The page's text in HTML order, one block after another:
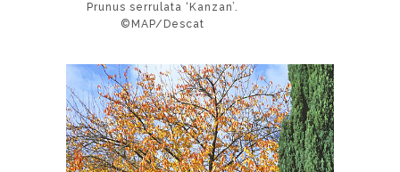
Prunus serrulata ‘Kanzan’.
©MAP/Descat